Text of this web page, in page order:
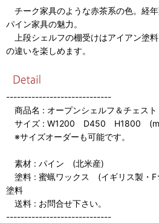
チーク家具のような赤茶系の色。経
パイン家具の魅力。
上段シェルフの棚受けはアイアン塗
の違いを楽しめます。
-----------------------------
商品名 : オープンシェルフ＆チェス
サイズ : W1200 D450 H1800
※サイズオーダーも可能です。
素材 : パイン (北米産)
塗料 : 蜜蝋ワックス (イギリス製
塗料
送料 : お問合せ下さい。
-----------------------------